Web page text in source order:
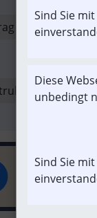
Fachbeitrag
Konzept
Sind Sie
Diese
unbedingt
Sind Sie